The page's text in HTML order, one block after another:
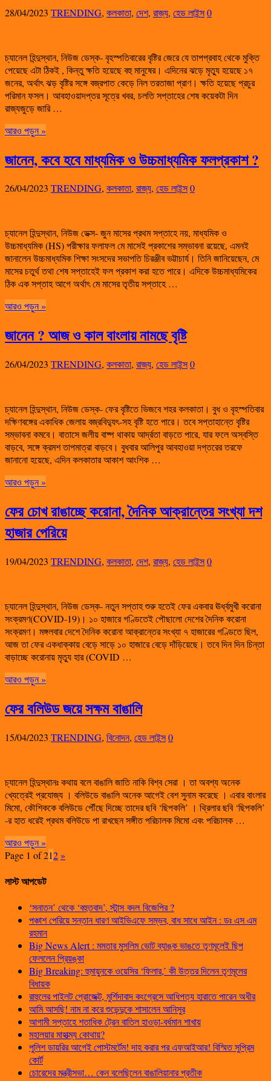
28/04/2023 TRENDING, কলকাতা, দেশ, রাজ্য, হেড লাইন্স0
চ্যানেল হিন্দুস্থান, নিউজ ডেস্ক- বৃহস্পতিবারের বৃষ্টির জেরে যে তাপপ্রবাহ থেকে মুক্তি
পেয়েছে এটা ঠিকই , কিন্তু ক্ষতি হয়েছে বহু মানুষের। এদিনের ঝড়ে মৃত্যু হয়েছে ১৭
জনের, অর্থাৎ ঝড় বৃষ্টির সঙ্গে বজ্রপাত কেড়ে নিল তরতাজা প্রাণ। ক্ষতি হয়েছে প্রচুর
পরিমান ফসল। আবহাওয়াদপ্তর সূত্রে খবর, চলতি সপ্তাহের শেষ কয়েকটা দিন
রাজ্যজুড়ে জারি …
আরও পড়ুন »
জানেন, কবে হবে মাধ্যমিক ও উচ্চমাধ্যমিক ফলপ্রকাশ ?
26/04/2023 TRENDING, কলকাতা, রাজ্য, হেড লাইন্স0
চ্যানেল হিন্দুস্থান, নিউজ ডেক্স- জুন মাসের প্রথম সপ্তাহে নয়, মাধ্যমিক ও
উচ্চমাধ্যমিক (HS) পরীক্ষার ফলাফল মে মাসেই প্রকাশের সম্ভাবনা রয়েছে, এমনই
জানালেন উচ্চমাধ্যমিক শিক্ষা সংসদের সভাপতি চিরঞ্জীব ভট্টাচার্য। তিনি জানিয়েছেন, মে
মাসের চতুর্থ তথা শেষ সপ্তাহেই ফল প্রকাশ করা হতে পারে। এদিকে উচ্চমাধ্যমিকের
ঠিক এক সপ্তাহ আগে অর্থাৎ মে মাসের তৃতীয় সপ্তাহে …
আরও পড়ুন »
জানেন ? আজ ও কাল বাংলায় নামছে বৃষ্টি
26/04/2023 TRENDING, কলকাতা, রাজ্য, হেড লাইন্স0
চ্যানেল হিন্দুস্থান, নিউজ ডেস্ক- ফের বৃষ্টিতে ভিজবে শহর কলকাতা। বুধ ও বৃহস্পতিবার
দক্ষিণবঙ্গের একাধিক জেলায় বজ্রবিদ্যুৎ-সহ বৃষ্টি হতে পারে। তবে সপ্তাহান্তে বৃষ্টির
সম্ভাবনা কমবে। বাতাসে জলীয় বাষ্প থাকায় আর্দ্রতা বাড়তে পারে, যার ফলে অস্বস্তি
বাড়বে, সঙ্গে ক্রমশ তাপমাত্রা বাড়বে। বুধবার আলিপুর আবহাওয়া দপ্তরের তরফে
জানানো হয়েছে, এদিন কলকাতার আকাশ আংশিক …
আরও পড়ুন »
ফের চোখ রাঙাচ্ছে করোনা, দৈনিক আক্রান্তের সংখ্যা দশ
হাজার পেরিয়ে
19/04/2023 TRENDING, কলকাতা, দেশ, রাজ্য, হেড লাইন্স0
চ্যানেল হিন্দুস্থান, নিউজ ডেস্ক- নতুন সপ্তাহ শুরু হতেই ফের একবার ঊর্ধ্বমুখী করোনা
সংক্রমণ(COVID-19)। ১০ হাজারে গণ্ডিতেই পৌছালো দেশের দৈনিক করোনা
সংক্রমণ। মঙ্গলবার দেশে দৈনিক করোনা আক্রান্তের সংখ্যা ৭ হাজারের গণ্ডিতে ছিল,
আজ তা ফের একধাক্কায় বেড়ে সাড়ে ১০ হাজারে বেড়ে দাঁড়িয়েছে। তবে দিন দিন চিন্তা
বাড়াচ্ছে করোনায় মৃত্যু হার (COVID …
আরও পড়ুন »
ফের বলিউড জয়ে সক্ষম বাঙালি
15/04/2023 TRENDING, বিনোদন, হেড লাইন্স0
চ্যানেল হিন্দুস্থানঃ কথায় বলে বাঙালি জাতি নাকি বিশ্ব সেরা । তা অবশ্য অনেক
খ্যেত্রেই প্রযোজ্য । বলিউডে বাঙালি অনেক আগেই বেশ সুনাম করেছে । এবার বাংলার
মিমো, কৌশিককে বলিউডে পৌঁছে দিচ্ছে তাদের ছবি ‘ছিপকলি’ । থ্রিলার ছবি ‘ছিপকলি’
-র হাত ধরেই প্রথম বলিউডে পা রাখছেন সঙ্গীত পরিচালক মিমো এবং পরিচালক …
আরও পড়ুন »
Page 1 of 212»
লাস্ট আপডেট
‘সনাতন’ থেকে ‘বহুতবাদ’, স্টান্স বদল বিজেপির ?
পঞ্চাশ পেরিয়ে সন্তান ধারণ আইভিএফে সম্ভব, বাধ সাধে আইন : ডঃ এস এম
রহমান
Big News Alert : মমতার মুসলিম ভোট ব্যাঙ্ক ভাঙতে তৃণমূলেই ছিপ
ফেললেন প্রিয়ঙ্কা
Big Breaking: হুমায়ুনকে ওয়েসির ‘ফিলার,’ কী উত্তর দিলেন তৃণমূলের
বিধায়ক
রাহুলের পাইলট প্রোজেক্ট, মুর্শিদাবাদ কংগ্রেসে আধিপত্য হারাতে পারেন অধীর
আমি আসছি! নাম না করে শুভেন্দুকে শাসালেন আনিসুর
আগামী সপ্তাহে শতাধিক ট্রেন বাতিল হাওড়া-বর্ধমান শাখায়
মহালয়ার মাহাত্ম্য কোথায়?
পুলিশ ডায়রির আগেই পোস্টমর্টেম! দাহ করার পর এফআইআর! বিস্মিত সুপ্রিম
কোর্ট
চোরেদের মন্ত্রীসভা… কেন বলেছিলেন বাঙালিয়ানার প্রতীক